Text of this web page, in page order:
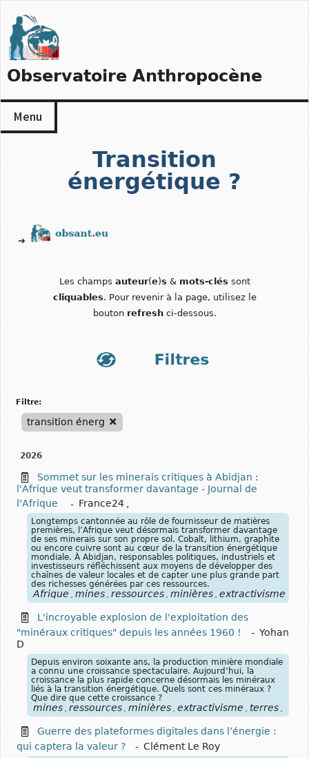
to
content
Observatoire Anthropocène
Menu
Transition
énergétique ?
➔
Les champs auteur(e)s & mots-clés sont
cliquables. Pour revenir à la page, utilisez le
bouton refreshci-dessous.
filtre:
transition énerg
2026
Sommet sur les minerais critiques à Abidjan :
l'Afrique veut transformer davantage - Journal de
l'Afrique
- France24 ,
Longtemps cantonnée au rôle de fournisseur de matières
premières, l’Afrique veut désormais transformer davantage
de ses minerais sur son propre sol. Cobalt, lithium, graphite
ou encore cuivre sont au cœur de la transition énergétique
mondiale. À Abidjan, responsables politiques, industriels et
investisseurs réfléchissent aux moyens de développer des
chaînes de valeur locales et de capter une plus grande part
des richesses générées par ces ressources.
Afrique , mines , ressources , minières , extractivisme
L'incroyable explosion de l'exploitation des
"minéraux critiques" depuis les années 1960 !
- Yohan
D
Depuis environ soixante ans, la production minière mondiale
a connu une croissance spectaculaire. Aujourd’hui, la
croissance la plus rapide concerne désormais les minéraux
liés à la transition énergétique. Quels sont ces minéraux ?
Que dire que cette croissance ?
mines ressources minières extractivisme terres
Guerre des plateformes digitales dans l’énergie :
qui captera la valeur ?
- Clément Le Roy